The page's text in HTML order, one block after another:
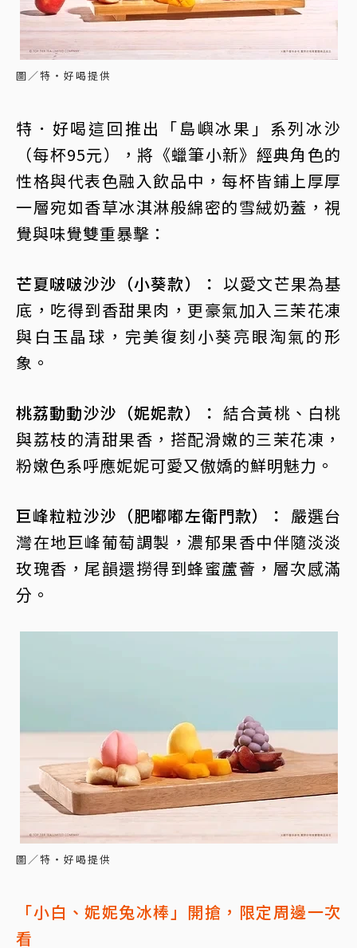
圖／特‧好喝提供
特．好喝這回推出「島嶼冰果」系列冰沙
（每杯95元），將《蠟筆小新》經典角色的
性格與代表色融入飲品中，每杯皆鋪上厚厚
一層宛如香草冰淇淋般綿密的雪絨奶蓋，視
覺與味覺雙重暴擊：
芒夏啵啵沙沙（小葵款）： 以愛文芒果為基
底，吃得到香甜果肉，更豪氣加入三茉花凍
與白玉晶球，完美復刻小葵亮眼淘氣的形
象。
桃荔動動沙沙（妮妮款）：結合黃桃、白桃
與荔枝的清甜果香，搭配滑嫩的三茉花凍，
粉嫩色系呼應妮妮可愛又傲嬌的鮮明魅力。
巨峰粒粒沙沙（肥嘟嘟左衛門款）： 嚴選台
灣在地巨峰葡萄調製，濃郁果香中伴隨淡淡
玫瑰香，尾韻還撈得到蜂蜜蘆薈，層次感滿
分。
圖／特‧好喝提供
「小白、妮妮兔冰棒」開搶，限定周邊一次
看